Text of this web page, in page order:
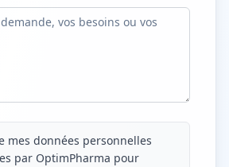
mes données personnelles
par OptimPharma pour